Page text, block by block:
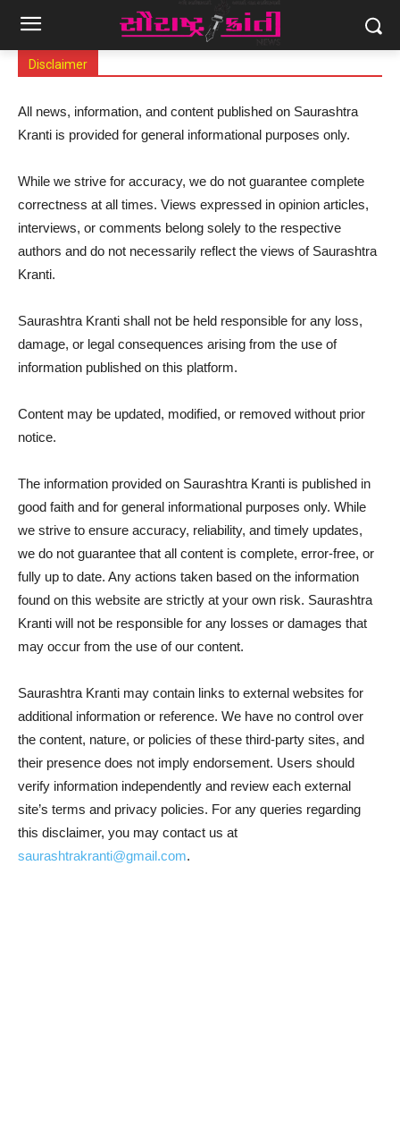
Disclaimer
All news, information, and content published on Saurashtra
Kranti is provided for general informational purposes only.
While we strive for accuracy, we do not guarantee complete
correctness at all times. Views expressed in opinion articles,
interviews, or comments belong solely to the respective
authors and do not necessarily reflect the views of Saurashtra
Kranti.
Saurashtra Kranti shall not be held responsible for any loss,
damage, or legal consequences arising from the use of
information published on this platform.
Content may be updated, modified, or removed without prior
notice.
The information provided on Saurashtra Kranti is published in
good faith and for general informational purposes only. While
we strive to ensure accuracy, reliability, and timely updates,
we do not guarantee that all content is complete, error-free, or
fully up to date. Any actions taken based on the information
found on this website are strictly at your own risk. Saurashtra
Kranti will not be responsible for any losses or damages that
may occur from the use of our content.
Saurashtra Kranti may contain links to external websites for
additional information or reference. We have no control over
the content, nature, or policies of these third-party sites, and
their presence does not imply endorsement. Users should
verify information independently and review each external
site’s terms and privacy policies. For any queries regarding
this disclaimer, you may contact us at
saurashtrakranti@gmail.com.